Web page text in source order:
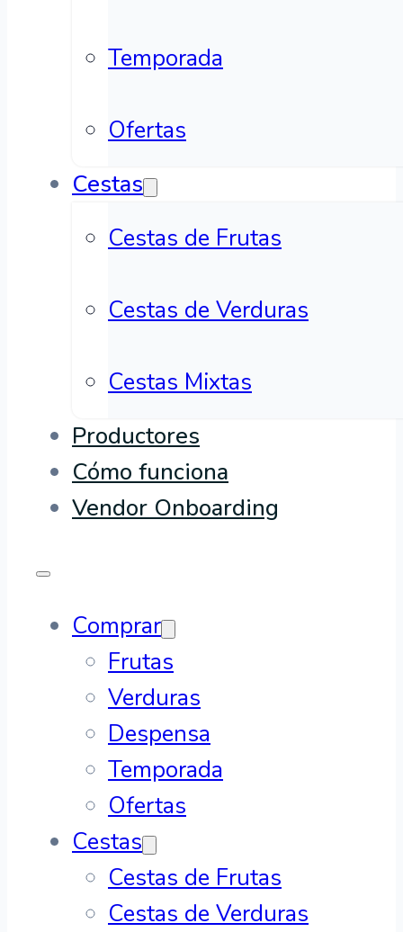
Temporada
Ofertas
Cestas
Cestas de Frutas
Cestas de Verduras
Cestas Mixtas
Productores
Cómo funciona
Vendor Onboarding
Comprar
Frutas
Verduras
Despensa
Temporada
Ofertas
Cestas
Cestas de Frutas
Cestas de Verduras